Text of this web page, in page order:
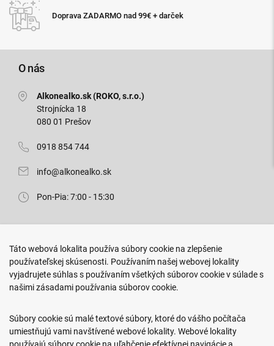
Doprava ZADARMO nad 99€ + darček
O nás
Alkonealko.sk (ROKO, s.r.o.)
Strojnícka 18
080 01 Prešov
0918 854 744
info@alkonealko.sk
Pon-Pia: 7:00 - 15:30
Arm. gen. Svobodu 23/A
080 01 Prešov
0917 466 578
sekcovpredajna@doroka.sk
Pon-Ned: 9:00 - 20:00
Táto webová lokalita používa súbory cookie na zlepšenie
používateľskej skúsenosti. Používaním našej webovej lokality
vyjadrujete súhlas s používaním všetkých súborov cookie v súlade s
našimi zásadami používania súborov cookie.
Súbory cookie sú malé textové súbory, ktoré do vášho počítača
umiestňujú vami navštívené webové lokality. Webové lokality
používajú súbory cookie na uľahčenie efektívnej navigácie a